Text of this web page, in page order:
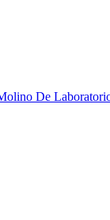
De